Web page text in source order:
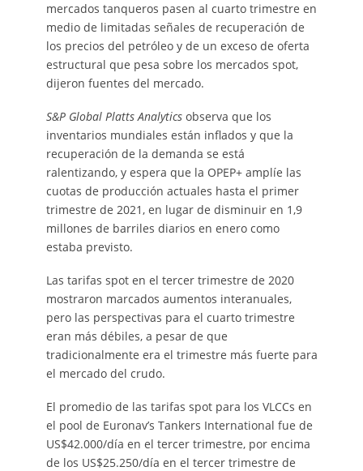
mercados tanqueros pasen al cuarto trimestre en
medio de limitadas señales de recuperación de
los precios del petróleo y de un exceso de oferta
estructural que pesa sobre los mercados spot,
dijeron fuentes del mercado.
S&P Global Platts Analyticsobserva que los
inventarios mundiales están inflados y que la
recuperación de la demanda se está
ralentizando, y espera que la OPEP+ amplíe las
cuotas de producción actuales hasta el primer
trimestre de 2021, en lugar de disminuir en 1,9
millones de barriles diarios en enero como
estaba previsto.
Las tarifas spot en el tercer trimestre de 2020
mostraron marcados aumentos interanuales,
pero las perspectivas para el cuarto trimestre
eran más débiles, a pesar de que
tradicionalmente era el trimestre más fuerte para
el mercado del crudo.
El promedio de las tarifas spot para los VLCCs en
el pool de Euronav’s Tankers International fue de
US$42.000/día en el tercer trimestre, por encima
de los US$25.250/día en el tercer trimestre de